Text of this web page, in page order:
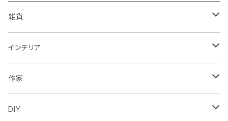
トップス
パンツ
スカート
サロペット
バッグ
ポーチ
シューズ
アクセサリー
雑貨
バスケット
リュック
グラス
カトラリー
インテリア
カゴ
ズールーバスケット
鏡
作家
ccocoiro accessory
DIY